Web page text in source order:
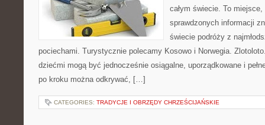
całym świecie. To
sprawdzonych informacji
świecie podróży z
pociechami. Turystycznie polecamy Kosowo i Norwegia.
dziećmi mogą być jednocześnie osiągalne, uporządkowane i
po kroku można odkrywać, […]
CATEGORIES: TRADYCJE I OBRZĘDY CHRZEŚCIJAŃSKIE